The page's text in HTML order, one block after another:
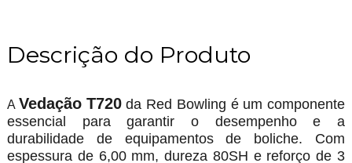
Descrição do Produto
A Vedação T720 da Red Bowling é um componente
essencial para garantir o desempenho e a
durabilidade de equipamentos de boliche. Com
espessura de 6,00 mm, dureza 80SH e reforço de 3